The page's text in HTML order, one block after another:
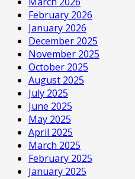
February 2026
January 2026
December 2025
November 2025
October 2025
August 2025
July 2025
June 2025
May 2025
April 2025
March 2025
February 2025
January 2025